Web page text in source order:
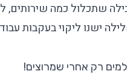
שתכלול כמה שירותים,
ישנו ליקוי בעקבות